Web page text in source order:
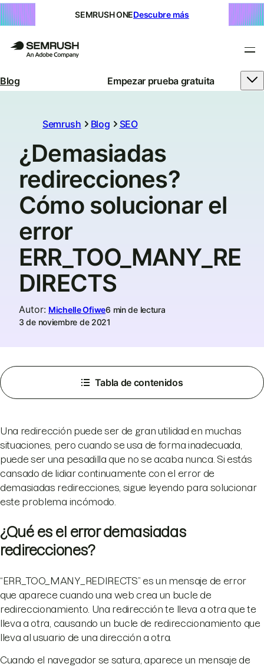
SEMRUSH ONEDescubre más
Blog Empezar prueba gratuita
Semrush Blog SEO
¿Demasiadas
redirecciones?
Cómo solucionar el
error
ERR_TOO_MANY_RE
DIRECTS
Autor: Michelle Ofiwe6 min de lectura
3 de noviembre de 2021
Tabla de contenidos
Una redirección puede ser de gran utilidad en muchas
situaciones, pero cuando se usa de forma inadecuada,
puede ser una pesadilla que no se acaba nunca. Si estás
cansado de lidiar continuamente con el error de
demasiadas redirecciones, sigue leyendo para solucionar
este problema incómodo.
¿Qué es el error demasiadas
redirecciones?
“ERR_TOO_MANY_REDIRECTS” es un mensaje de error
que aparece cuando una web crea un bucle de
redireccionamiento. Una redirección te lleva a otra que te
lleva a otra, causando un bucle de redireccionamiento que
lleva al usuario de una dirección a otra.
Cuando el navegador se satura, aparece un mensaje de